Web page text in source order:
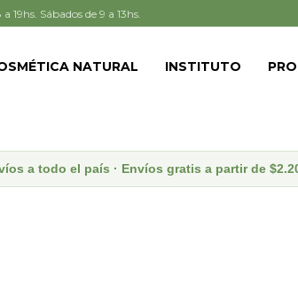
NATURAL INSTITUTO
19hs. Sábados de 9 a 13hs.
a todo el país · Envíos gratis a partir de